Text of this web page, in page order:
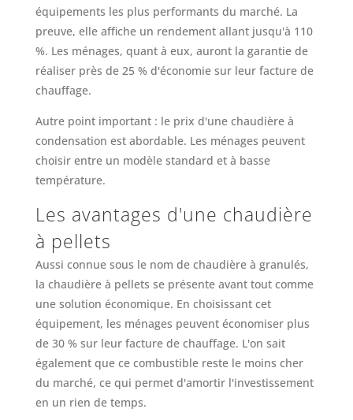
équipements les plus performants du marché. La
preuve, elle affiche un rendement allant jusqu'à 110
%. Les ménages, quant à eux, auront la garantie de
réaliser près de 25 % d'économie sur leur facture de
chauffage.
Autre point important : le prix d'une chaudière à
condensation est abordable. Les ménages peuvent
choisir entre un modèle standard et à basse
température.
Les avantages d'une chaudière
à pellets
Aussi connue sous le nom de chaudière à granulés,
la chaudière à pellets se présente avant tout comme
une solution économique. En choisissant cet
équipement, les ménages peuvent économiser plus
de 30 % sur leur facture de chauffage. L'on sait
également que ce combustible reste le moins cher
du marché, ce qui permet d'amortir l'investissement
en un rien de temps.